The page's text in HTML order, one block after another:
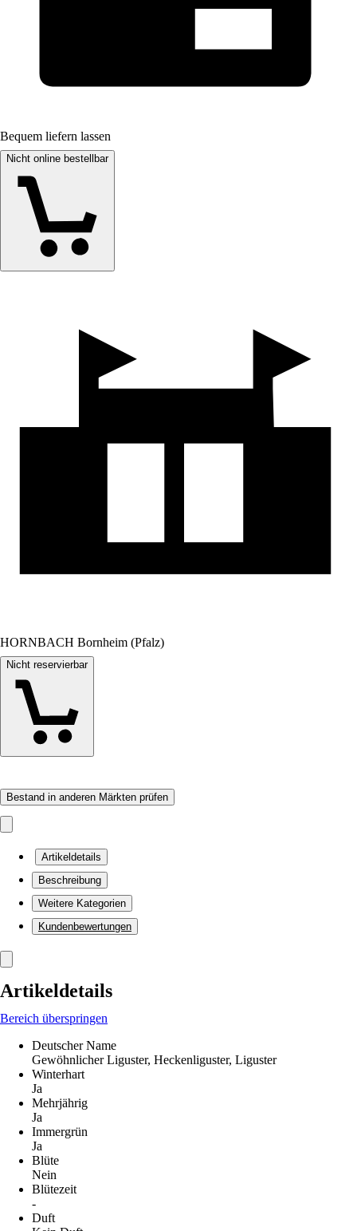
Bequem liefern lassen
Nicht online bestellbar
HORNBACH Bornheim (Pfalz)
Nicht reservierbar
Bestand in anderen Märkten prüfen
Artikeldetails
Beschreibung
Weitere Kategorien
Kundenbewertungen
Artikeldetails
Bereich überspringen
Deutscher Name
Gewöhnlicher Liguster, Heckenliguster, Liguster
Winterhart
Ja
Mehrjährig
Ja
Immergrün
Ja
Blüte
Nein
Blütezeit
-
Duft